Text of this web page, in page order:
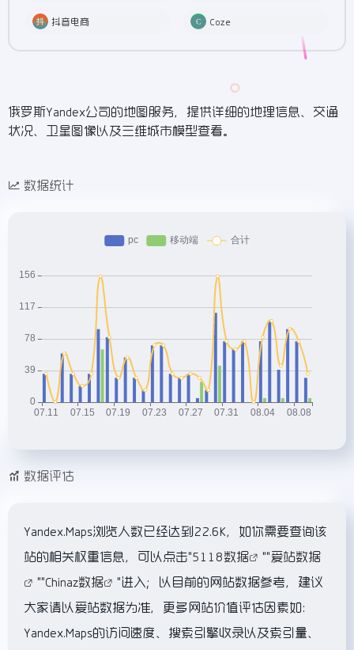
抖音电商 Coze
俄罗斯Yandex公司的地图服务，提供详细的地理信息、交通
状况、卫星图像以及三维城市模型查看。
数据统计
数据评估
Yandex.Maps浏览人数已经达到22.6K，如你需要查询该
站的相关权重信息，可以点击"5118数据 ""爱站数据
""Chinaz数据
"进入；以目前的网站数据参考，建议
大家请以爱站数据为准，更多网站价值评估因素如：
Yandex.Maps的访问速度、搜索引擎收录以及索引量、